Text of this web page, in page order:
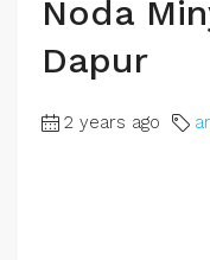
Noda
Dapur
2 years ago